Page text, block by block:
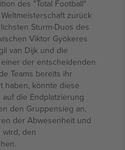
des "Total Football"
zurück
Sturm-Duos des
Viktor Gyökeres
van Dijk und die
der entscheidenden
Teams bereits ihr
haben, könnte diese
die Endplatzierung
den Gruppensieg an,
der Abwesenheit und
den